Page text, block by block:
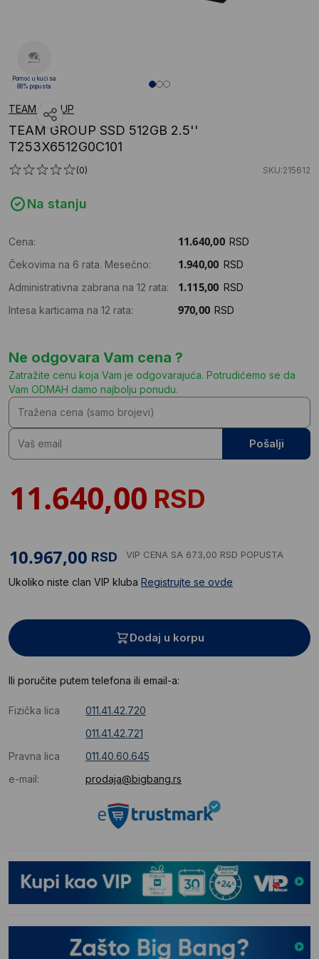
TEAM GROUP
TEAM GROUP SSD 512GB 2.5''
T253X6512G0C101
(0) SKU:215612
Na stanju
Cena:
RSD
Čekovima na 6 rata. Mesečno:
RSD
Administrativna zabrana na 12 rata:
RSD
Intesa karticama na 12 rata:
RSD
Ne odgovara Vam cena ?
Zatražite cenu koja Vam je odgovarajuća. Potrudićemo se da
Vam ODMAH damo najbolju ponudu.
Pošalji
RSD
RSD VIP CENA SA 673,00 RSD POPUSTA
Ukoliko niste clan VIP kluba Registrujte se ovde
Dodaj u korpu
Ili poručite putem telefona ili email-a:
Fizička lica
011.41.42.720
011.41.42.721
Pravna lica
011.40.60.645
e-mail:
prodaja@bigbang.rs
Pomoć u kući sa
88% popusta